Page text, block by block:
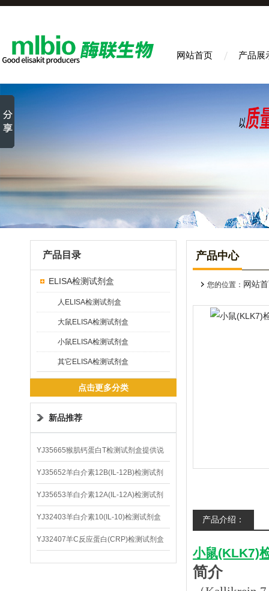
网站首页 产品展
产品目录
ELISA检测试剂盒
人ELISA检测试剂盒
大鼠ELISA检测试剂盒
小鼠ELISA检测试剂盒
其它ELISA检测试剂盒
点击更多分类
新品推荐
YJ35665猴肌钙蛋白T检测试剂盒提供说
明书
YJ35652羊白介素12B(IL-12B)检测试剂
盒
YJ35653羊白介素12A(IL-12A)检测试剂
盒
YJ32403羊白介素10(IL-10)检测试剂盒
YJ32407羊C反应蛋白(CRP)检测试剂盒
产品中心
您的位置： 网站
产品介绍：
小鼠(KLK7)
简介